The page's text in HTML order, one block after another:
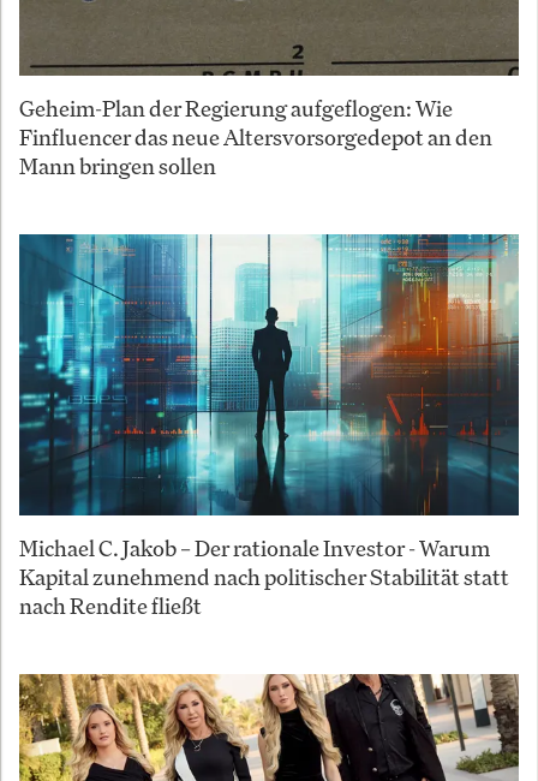
Geheim-Plan der Regierung aufgeflogen: Wie
Finfluencer das neue Altersvorsorgedepot an den
Mann bringen sollen
Michael C. Jakob – Der rationale Investor - Warum
Kapital zunehmend nach politischer Stabilität statt
nach Rendite fließt